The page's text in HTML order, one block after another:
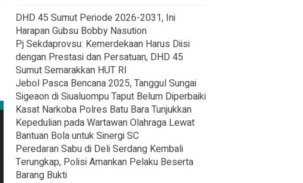
DHD 45 Sumut Periode 2026-2031, Ini
Harapan Gubsu Bobby Nasution
Pj Sekdaprovsu: Kemerdekaan Harus Diisi
dengan Prestasi dan Persatuan, DHD 45
Sumut Semarakkan HUT RI
Jebol Pasca Bencana 2025, Tanggul Sungai
Sigeaon di Siualuompu Taput Belum Diperbaiki
Kasat Narkoba Polres Batu Bara Tunjukkan
Kepedulian pada Wartawan Olahraga Lewat
Bantuan Bola untuk Sinergi SC
Peredaran Sabu di Deli Serdang Kembali
Terungkap, Polisi Amankan Pelaku Beserta
Barang Bukti